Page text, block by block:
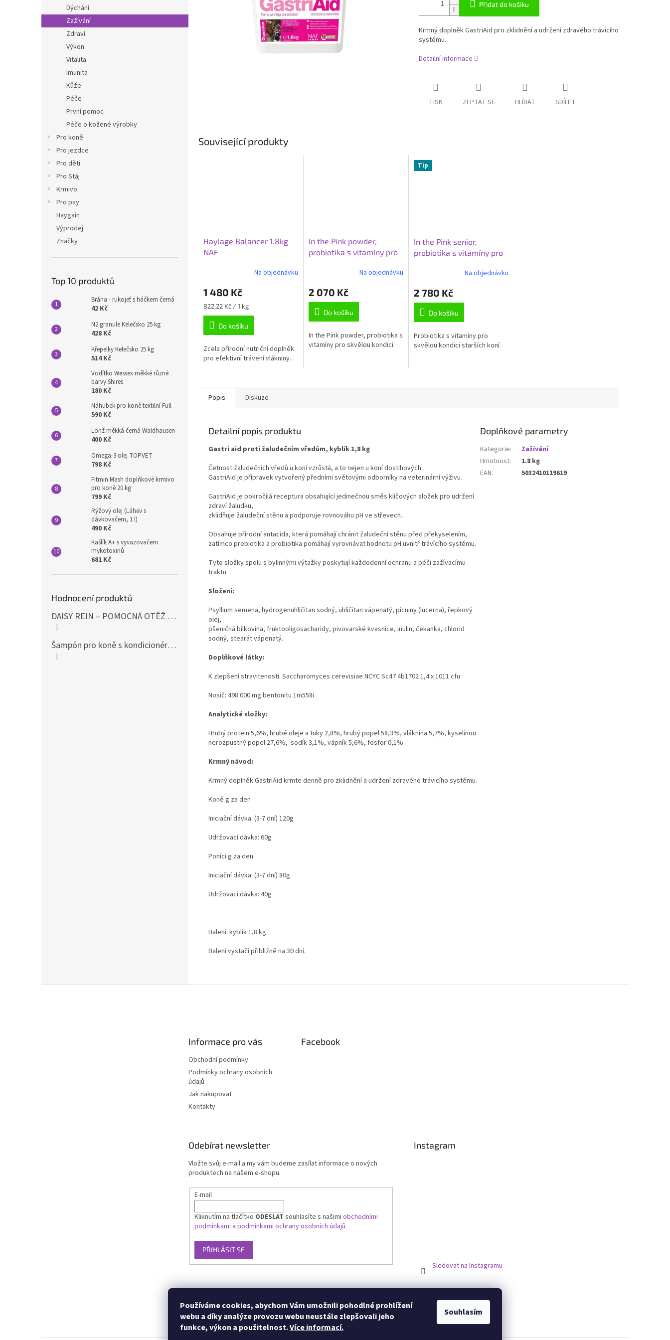
Používáme cookies, abychom Vám umožnili pohodlné prohlížení
webu a díky analýze provozu webu neustále zlepšovali jeho
funkce, výkon a použitelnost.Více informací.
Souhlasím
e
l
Dýchání
Zažívání
Zdraví
Výkon
Vitalita
Imunita
Kůže
Péče
První pomoc
Péče o kožené výrobky
Pro koně
Pro jezdce
Pro děti
Pro Stáj
Krmivo
Pro psy
Haygain
Výprodej
Značky
Top 10 produktů
Brána - rukojeť s háčkem černá
42 Kč
N2 granule Kelečsko 25 kg
428 Kč
Křepelky Kelečsko 25 kg
514 Kč
Vodítko Wessex měkké různé
barvy Shires
180 Kč
Náhubek pro koně textilní Full
590 Kč
Lonž měkká černá Waldhausen
400 Kč
Omega-3 olej TOPVET
798 Kč
Fitmin Mash doplňkové krmivo
pro koně 20 kg
799 Kč
Rýžový olej (Láhev s
dávkovačem, 1 l)
490 Kč
Kašlík A+ s vyvazovačem
mykotoxinů
681 Kč
Hodnocení produktů
DAISY REIN – POMOCNÁ OTĚŽ PROTI STAHOVÁNÍ HLAVY DOLŮ ČERNÁ SHIRES
Hodnocení produktu je 5 z 5 hvězdiček.
|
Šampón pro koně s kondicionérem 500ml Waldhausen
Hodnocení produktu je 5 z 5 hvězdiček.
|
Přidat do košíku
Krmný doplněk GastriAid pro zklidnění a udržení zdravého trávicího
systému.
Detailní informace
TISK ZEPTAT SE HLÍDAT SDÍLET
Související produkty
Haylage Balancer 1.8kg
NAF
produktu
je
5,0
Na objednávku
1 480 Kč
Měrná
cena:
822,22 Kč / 1 kg
Do košíku
Zcela přírodní nutriční doplněk
pro efektivní trávení vlákniny.
In the Pink powder,
probiotika s vitamíny pro
Na objednávku
2 070 Kč
Do košíku
In the Pink powder, probiotika s
vitamíny pro skvělou kondici.
Tip
In the Pink senior,
probiotika s vitamíny pro
koní, kyblík 1,8 kg
produktu
je
4,5
z
5
hvězdiček.
Na objednávku
2 780 Kč
Do košíku
Probiotika s vitamíny pro
skvělou kondici starších koní.
Popis Diskuze
Detailní popis produktu
Gastri aid proti žaludečním vředům, kyblík 1,8 kg
Četnost žaludečních vředů u koní vzrůstá, a to nejen u koní dostihových.
GastriAid je přípravek vytvořený předními světovými odborníky na veterinární výživu.
GastriAid je pokročilá receptura obsahující jedinečnou směs klíčových složek pro udržení
zdraví žaludku,
zklidňuje žaludeční stěnu a podporuje rovnováhu pH ve střevech.
Obsahuje přírodní antacida, která pomáhají chránit žaludeční stěnu před překyselením,
zatímco prebiotika a probiotika pomáhají vyrovnávat hodnotu pH uvnitř trávícího systému.
Tyto složky spolu s bylinnými výtažky poskytují každodenní ochranu a péči zažívacímu
traktu.
Složení:
Psyllium semena, hydrogenuhličitan sodný, uhličitan vápenatý, pícniny (lucerna), řepkový
olej,
pšeničná bílkovina, fruktooligosacharidy, pivovarské kvasnice, inulin, čekanka, chlorid
sodný, stearát vápenatý.
Doplňkové látky:
K zlepšení stravitenosti: Saccharomyces cerevisiae NCYC Sc47 4b1702 1,4 x 1011 cfu
Nosič: 498 000 mg bentonitu 1m558i
Analytické složky:
Hrubý protein 5,6%, hrubé oleje a tuky 2,8%, hrubý popel 58,3%, vláknina 5,7%, kyselinou
nerozpustný popel 27,6%, sodík 3,1%, vápník 5,6%, fosfor 0,1%
Krmný návod:
Krmný doplněk GastriAid krmte denně pro zklidnění a udržení zdravého trávicího systému.
Koně g za den
Iniciační dávka: (3-7 dní) 120g
Udržovací dávka: 60g
Poníci g za den
Iniciační dávka: (3-7 dní) 80g
Udržovací dávka: 40g
Balení: kyblík 1,8 kg
Balení vystačí přibližně na 30 dní.
Doplňkové parametry
Kategorie:
Zažívání
Hmotnost:
1.8 kg
EAN: 5032410119619
Informace pro vás
Obchodní podmínky
Podmínky ochrany osobních
údajů
Jak nakupovat
Kontakty
Facebook
Odebírat newsletter
Vložte svůj e-mail a my vám budeme zasílat informace o nových
produktech na našem e-shopu.
E-mail
Kliknutím na tlačítko ODESLAT souhlasíte s našimi obchodními
podmínkami a podmínkami ochrany osobních údajů.
PŘIHLÁSIT SE
Instagram
Sledovat na Instagramu